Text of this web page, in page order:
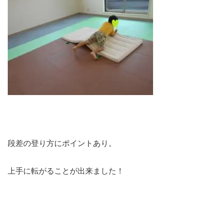
段差の登り方にポイントあり。
上手に転がることが出来ました！